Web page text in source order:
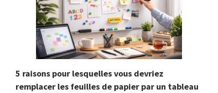
5 raisons pour lesquelles vous devriez
remplacer les feuilles de papier par un tableau